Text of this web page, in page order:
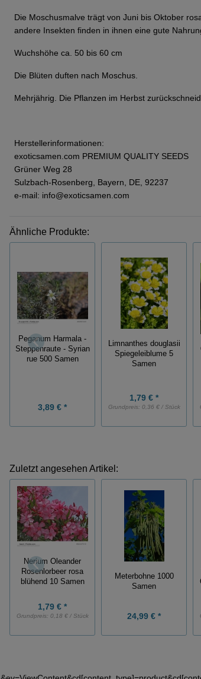
Die Moschusmalve trägt von Juni bis Oktober
andere Insekten finden in ihnen eine gute
Wuchshöhe ca. 50 bis 60 cm
Die Blüten duften nach Moschus.
Mehrjährig. Die Pflanzen im Herbst
Herstellerinformationen:
exoticsamen.com PREMIUM QUALITY SEEDS
Grüner Weg 28
Sulzbach-Rosenberg, Bayern, DE, 92237
e-mail: info@exoticsamen.com
Ähnliche Produkte:
Peganum Harmala -
Steppenraute - Syrian
rue 500 Samen
3,89 € *
Limnanthes douglasii
Spiegeleiblume 5
Samen
1,79 € *
Grundpreis: 0,36 € / Stück
Zuletzt angesehen Artikel:
Nerium Oleander
Rosenlorbeer rosa
blühend 10 Samen
1,79 € *
Grundpreis: 0,18 € / Stück
Meterbohne 1000
Samen
24,99 € *